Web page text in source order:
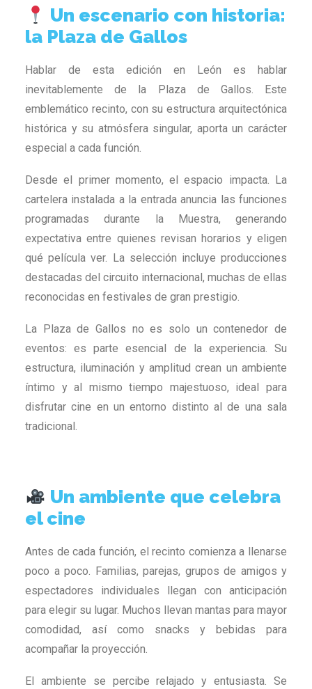
Un escenario con historia:
la Plaza de Gallos
Hablar de esta edición en León es hablar
inevitablemente de la Plaza de Gallos. Este
emblemático recinto, con su estructura arquitectónica
histórica y su atmósfera singular, aporta un carácter
especial a cada función.
Desde el primer momento, el espacio impacta. La
cartelera instalada a la entrada anuncia las funciones
programadas durante la Muestra, generando
expectativa entre quienes revisan horarios y eligen
qué película ver. La selección incluye producciones
destacadas del circuito internacional, muchas de ellas
reconocidas en festivales de gran prestigio.
La Plaza de Gallos no es solo un contenedor de
eventos: es parte esencial de la experiencia. Su
estructura, iluminación y amplitud crean un ambiente
íntimo y al mismo tiempo majestuoso, ideal para
disfrutar cine en un entorno distinto al de una sala
tradicional.
Un ambiente que celebra
el cine
Antes de cada función, el recinto comienza a llenarse
poco a poco. Familias, parejas, grupos de amigos y
espectadores individuales llegan con anticipación
para elegir su lugar. Muchos llevan mantas para mayor
comodidad, así como snacks y bebidas para
acompañar la proyección.
El ambiente se percibe relajado y entusiasta. Se